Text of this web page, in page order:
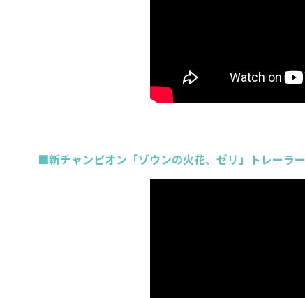
■新チャンピオン「ゾウンの火花、ゼリ」トレーラー